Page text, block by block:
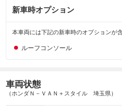
ABS エアーバッグ
※異常がある場合は主要点検項目が赤色
※グー故障診断は保証サービスではござ
※グー故障診断書はあくまでも実施時点
わたり車両状態を担保するものではあり
新車時オプション
本車両には下記の新車時のオプションが
ルーフコンソール
車両状態
（ホンダＮ－ＶＡＮ＋スタイル 埼玉県）